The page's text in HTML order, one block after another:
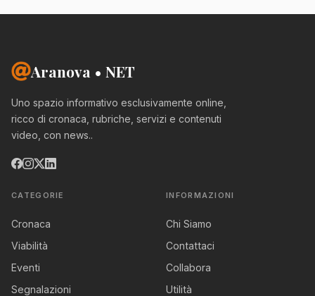
Aranova • NET
Uno spazio informativo esclusivamente online,
ricco di cronaca, rubriche, servizi e contenuti
video, con news..
CATEGORIE
Cronaca
Viabilità
Eventi
Segnalazioni
INFORMAZIONI
Chi Siamo
Contattaci
Collabora
Utilità